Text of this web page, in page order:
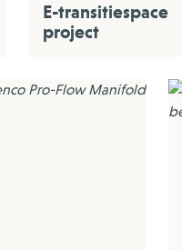
E-transitiespace
project